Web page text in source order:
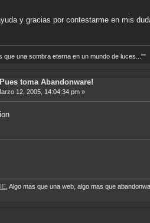
y gracias por contestarme en mis
que una sombra eterna en un mundo de luces...""
toma Abandonware!
12, 2005, 14:04:34 pm »
, Algo mas que una web, algo mas que